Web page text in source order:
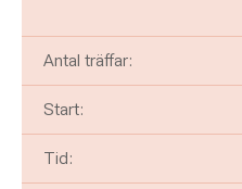
Antal träffar:
Start:
Tid: